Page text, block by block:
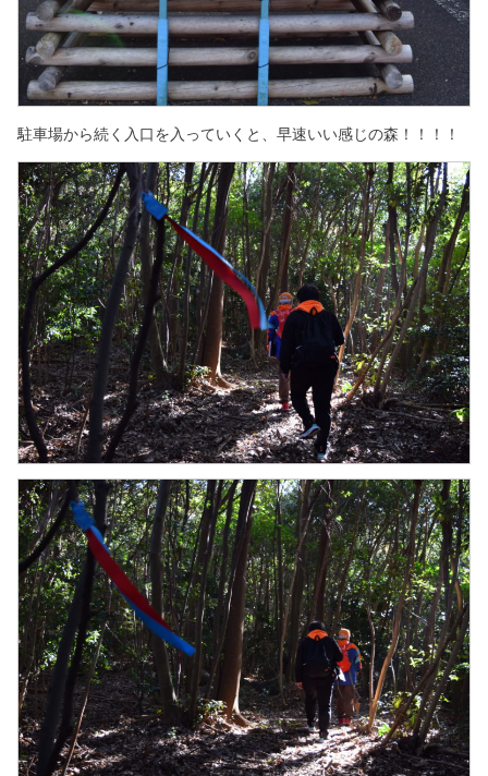
駐車場から続く入口を入っていくと、 早速いい感じの森！！！！